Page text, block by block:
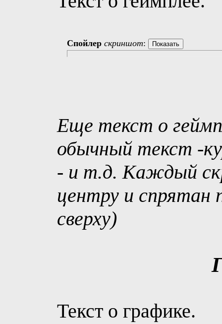
Спойлер скриншот:
Еще текст о
обычный текст -
- и т.д. Каждый
центру и спрятан
сверху)
Текст о графике.